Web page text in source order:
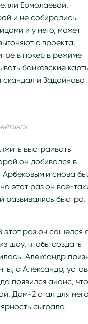
Ермолаевой.
и не собирались
и у него, может
с проекта.
в покер в режиме
банковские
скандал и Задойнова
выстраивать
он добивался в
Арбековым и снова
этот раз он все-
развивались быстро.
этот раз он сошелся
шоу, чтобы создать
Александр
а Александр,
появился анонс, что
Дом-2 стал для него
сыграла